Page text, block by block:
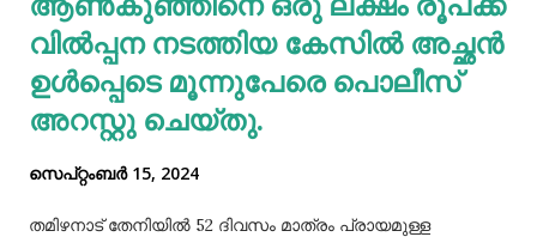
വില്‍പ്പന നടത്തിയ കേസില്‍ അച്ഛൻ
ഉള്‍പ്പെടെ മൂന്നുപേരെ പൊലീസ്
അറസ്റ്റു ചെയ്തു.
സെപ്റ്റംബർ 15, 2024
തമിഴനാട് തേനിയില്‍ 52 ദിവസം മാത്രം പ്രായമുള്ള